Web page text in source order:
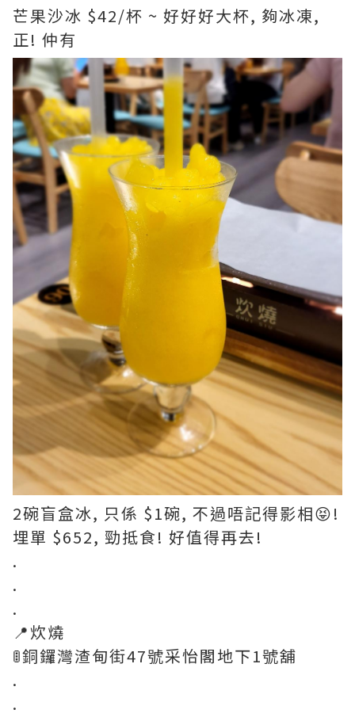
芒果沙冰 $42/杯 ~ 好好好大杯, 夠冰凍,
正! 仲有
2碗盲盒冰, 只係 $1碗, 不過唔記得影相😝!
埋單 $652, 勁抵食! 好值得再去!
.
.
.
📍炊燒
🚦銅鑼灣渣甸街47號采怡閣地下1號舖
.
.